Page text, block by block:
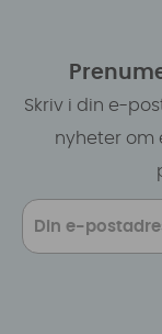
Skriv i din e-
nyheter om